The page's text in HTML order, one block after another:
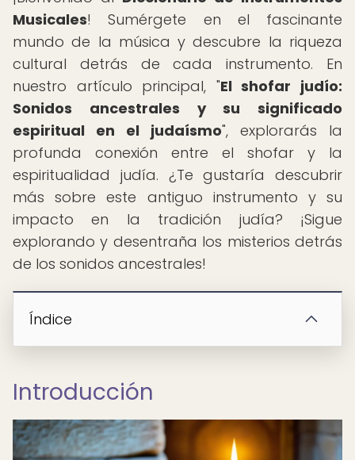
Musicales! Sumérgete en el fascinante
mundo de la música y descubre la riqueza
cultural detrás de cada instrumento. En
nuestro artículo principal, "El shofar judío:
Sonidos ancestrales y su significado
espiritual en el judaísmo", explorarás la
profunda conexión entre el shofar y la
espiritualidad judía. ¿Te gustaría descubrir
más sobre este antiguo instrumento y su
impacto en la tradición judía? ¡Sigue
explorando y desentraña los misterios detrás
de los sonidos ancestrales!
Índice
Introducción